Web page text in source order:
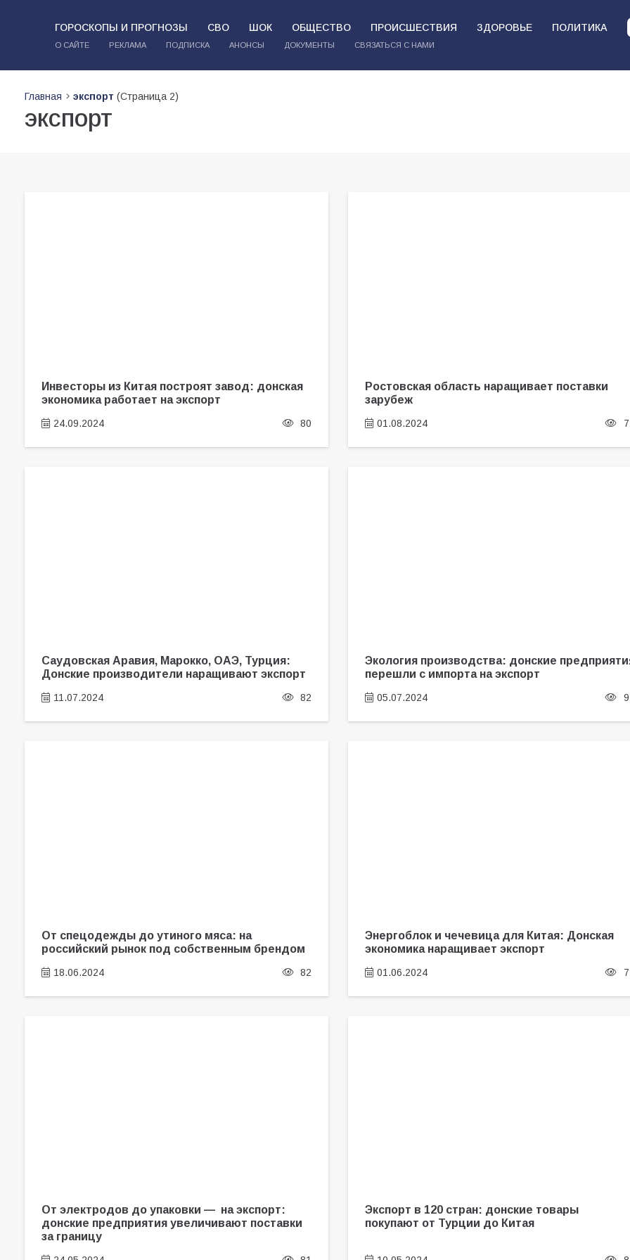
ГОРОСКОПЫ И ПРОГНОЗЫ СВО ШОК ОБЩЕСТВО ПРОИСШЕСТВИЯ ЗДОРОВЬЕ ПОЛИТИКА
О САЙТЕ РЕКЛАМА ПОДПИСКА АНОНСЫ ДОКУМЕНТЫ СВЯЗАТЬСЯ С НАМИ
Главная экспорт (Страница 2)
экспорт
Инвесторы из Китая построят завод: донская
экономика работает на экспорт
24.09.2024 80
Ростовская область наращивает поставки
зарубеж
01.08.2024
Саудовская Аравия, Марокко, ОАЭ, Турция:
Донские производители наращивают экспорт
11.07.2024 82
Экология производства: донские
перешли с импорта на экспорт
05.07.2024
От спецодежды до утиного мяса: на
российский рынок под собственным брендом
18.06.2024 82
Энергоблок и чечевица для Китая: Донская
экономика наращивает экспорт
01.06.2024
От электродов до упаковки — на экспорт:
донские предприятия увеличивают поставки
за границу
Экспорт в 120 стран: донские товары
покупают от Турции до Китая